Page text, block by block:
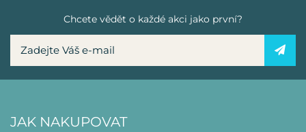
Chcete vědět o každé akci jako první?
JAK NAKUPOVAT